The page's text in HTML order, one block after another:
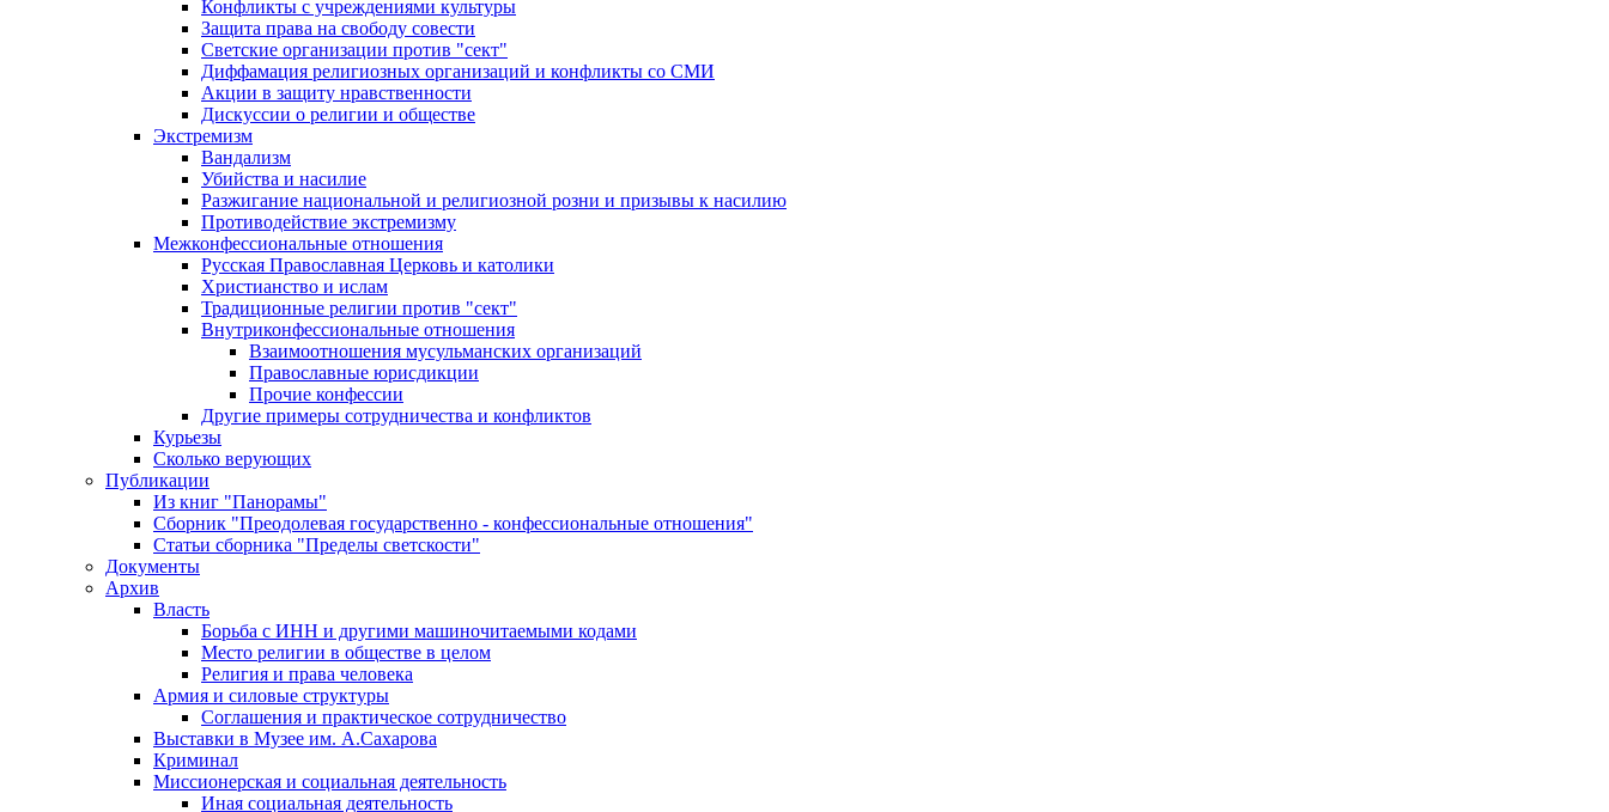
Конфликты с учреждениями культуры
Защита права на свободу совести
Светские организации против "сект"
Диффамация религиозных организаций и конфликты со СМИ
Акции в защиту нравственности
Дискуссии о религии и обществе
Экстремизм
Вандализм
Убийства и насилие
Разжигание национальной и религиозной розни и призывы к насилию
Противодействие экстремизму
Межконфессиональные отношения
Русская Православная Церковь и католики
Христианство и ислам
Традиционные религии против "сект"
Внутриконфессиональные отношения
Взаимоотношения мусульманских организаций
Православные юрисдикции
Прочие конфессии
Другие примеры сотрудничества и конфликтов
Курьезы
Сколько верующих
Публикации
Из книг "Панорамы"
Сборник "Преодолевая государственно - конфессиональные отношения"
Статьи сборника "Пределы светскости"
Документы
Архив
Власть
Борьба с ИНН и другими машиночитаемыми кодами
Место религии в обществе в целом
Религия и права человека
Армия и силовые структуры
Соглашения и практическое сотрудничество
Выставки в Музее им. А.Сахарова
Криминал
Миссионерская и социальная деятельность
Иная социальная деятельность